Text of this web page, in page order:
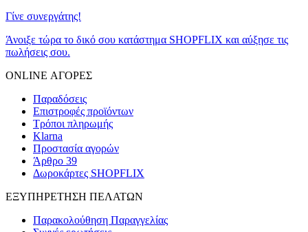
Γίνε συνεργάτης!
Άνοιξε τώρα το δικό σου κατάστημα SHOPFLIX και αύξησε τις
πωλήσεις σου.
ONLINE ΑΓΟΡΕΣ
Παραδόσεις
Επιστροφές προϊόντων
Τρόποι πληρωμής
Klarna
Προστασία αγορών
Άρθρο 39
Δωροκάρτες SHOPFLIX
ΕΞΥΠΗΡΕΤΗΣΗ ΠΕΛΑΤΩΝ
Παρακολούθηση Παραγγελίας